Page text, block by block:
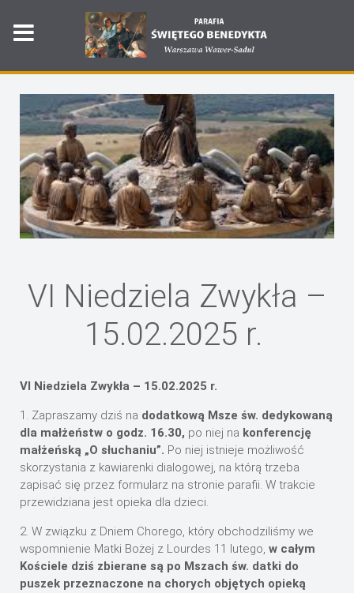
VI Niedziela Zwykła –
15.02.2025 r.
VI Niedziela Zwykła – 15.02.2025 r.
1. Zapraszamy dziś na dodatkową Msze św. dedykowaną
dla małżeństw o godz. 16.30, po niej na konferencję
małżeńską „O słuchaniu”. Po niej istnieje możliwość
skorzystania z kawiarenki dialogowej, na którą trzeba
zapisać się przez formularz na stronie parafii. W trakcie
przewidziana jest opieka dla dzieci.
2. W związku z Dniem Chorego, który obchodziliśmy we
wspomnienie Matki Bożej z Lourdes 11 lutego, w całym
Kościele dziś zbierane są po Mszach św. datki do
puszek przeznaczone na chorych objętych opieką